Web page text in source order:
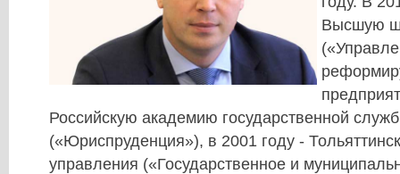
Высшую
Российскую академию государственной
(«Юриспруденция»), в 2001 году -
управления («Государственное и